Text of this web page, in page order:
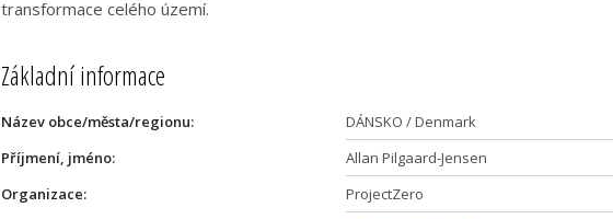
transformace celého území.
Základní informace
Název obce/města/regionu:
DÁNSKO / Denmark
Příjmení, jméno:
Allan Pilgaard-Jensen
Organizace:
ProjectZero